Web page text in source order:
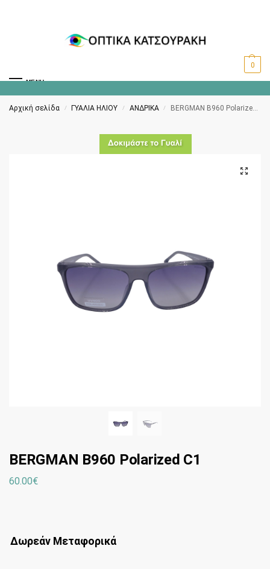
MENU
0
Αρχική σελίδα / ΓΥΑΛΙΑ ΗΛΙΟΥ / ΑΝΔΡΙΚΑ / BERGMAN B960 Polarized C1
BERGMAN B960 Polarized C1
60.00€
Δωρεάν Μεταφορικά